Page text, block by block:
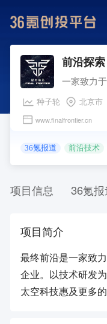
前沿探索
一家致力
种子轮 北京市
www.finalfrontier.cn
36氪报道 前沿技术
项目信息 36氪报
项目简介
最终前沿是一家致
企业。以技术研发
太空科技惠及更多的